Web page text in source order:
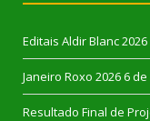
Editais Aldir Blanc 2026
Janeiro Roxo 2026 6
Resultado Final de